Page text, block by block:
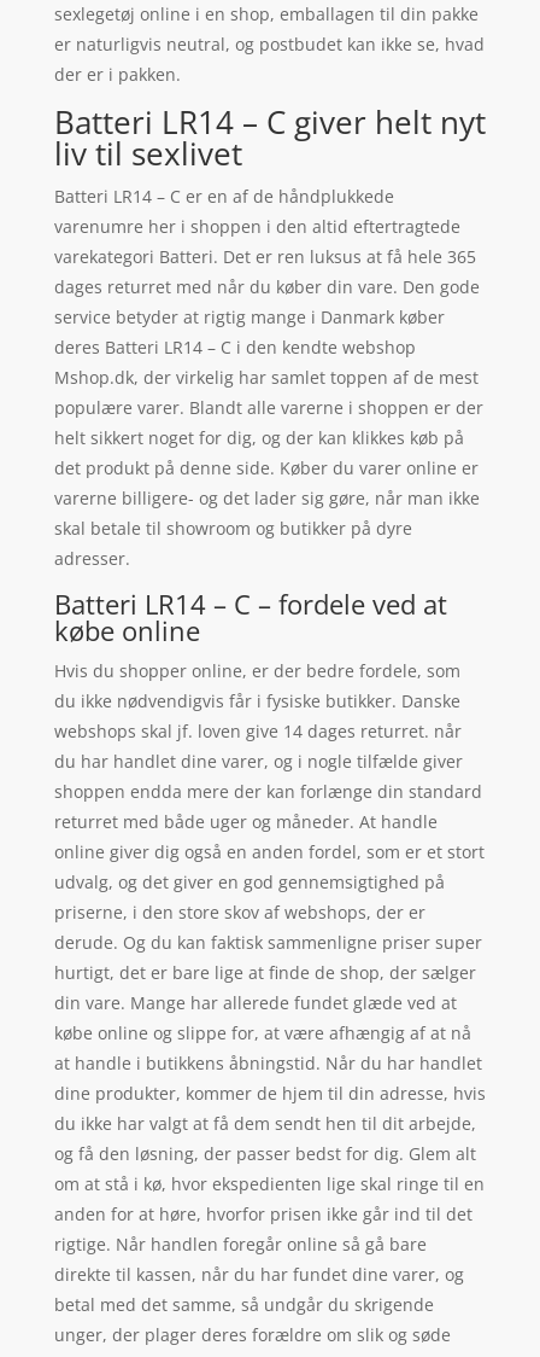
sexlegetøj online i en shop, emballagen til din pakke
er naturligvis neutral, og postbudet kan ikke se, hvad
der er i pakken.
Batteri LR14 – C giver helt nyt
liv til sexlivet
Batteri LR14 – C er en af de håndplukkede
varenumre her i shoppen i den altid eftertragtede
varekategori Batteri. Det er ren luksus at få hele 365
dages returret med når du køber din vare. Den gode
service betyder at rigtig mange i Danmark køber
deres Batteri LR14 – C i den kendte webshop
Mshop.dk, der virkelig har samlet toppen af de mest
populære varer. Blandt alle varerne i shoppen er der
helt sikkert noget for dig, og der kan klikkes køb på
det produkt på denne side. Køber du varer online er
varerne billigere- og det lader sig gøre, når man ikke
skal betale til showroom og butikker på dyre
adresser.
Batteri LR14 – C – fordele ved at
købe online
Hvis du shopper online, er der bedre fordele, som
du ikke nødvendigvis får i fysiske butikker. Danske
webshops skal jf. loven give 14 dages returret. når
du har handlet dine varer, og i nogle tilfælde giver
shoppen endda mere der kan forlænge din standard
returret med både uger og måneder. At handle
online giver dig også en anden fordel, som er et stort
udvalg, og det giver en god gennemsigtighed på
priserne, i den store skov af webshops, der er
derude. Og du kan faktisk sammenligne priser super
hurtigt, det er bare lige at finde de shop, der sælger
din vare. Mange har allerede fundet glæde ved at
købe online og slippe for, at være afhængig af at nå
at handle i butikkens åbningstid. Når du har handlet
dine produkter, kommer de hjem til din adresse, hvis
du ikke har valgt at få dem sendt hen til dit arbejde,
og få den løsning, der passer bedst for dig. Glem alt
om at stå i kø, hvor ekspedienten lige skal ringe til en
anden for at høre, hvorfor prisen ikke går ind til det
rigtige. Når handlen foregår online så gå bare
direkte til kassen, når du har fundet dine varer, og
betal med det samme, så undgår du skrigende
unger, der plager deres forældre om slik og søde